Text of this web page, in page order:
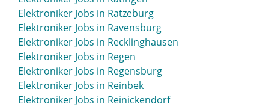
Elektroniker Jobs in Ratzeburg
Elektroniker Jobs in Ravensburg
Elektroniker Jobs in Recklinghausen
Elektroniker Jobs in Regen
Elektroniker Jobs in Regensburg
Elektroniker Jobs in Reinbek
Elektroniker Jobs in Reinickendorf